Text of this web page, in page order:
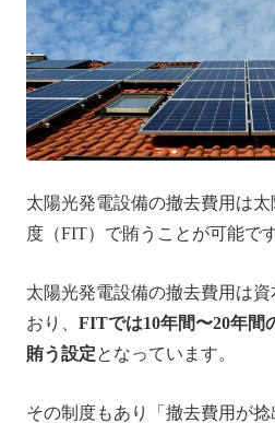
太陽光発電設備の撤去費用は
度（FIT）で賄うことが可能です
太陽光発電設備の撤去費用は
おり、 FITでは10年間〜20年間
賄う設定となっています。
その制度もあり「撤去費用が